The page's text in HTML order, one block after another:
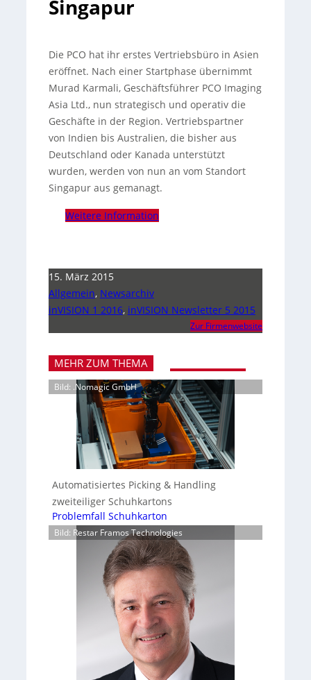
Singapur
Die PCO hat ihr erstes Vertriebsbüro in Asien
eröffnet. Nach einer Startphase übernimmt
Murad Karmali, Geschäftsführer PCO Imaging
Asia Ltd., nun strategisch und operativ die
Geschäfte in der Region. Vertriebspartner
von Indien bis Australien, die bisher aus
Deutschland oder Kanada unterstützt
wurden, werden von nun an vom Standort
Singapur aus gemanagt.
Weitere Information
15. März 2015
Allgemein, Newsarchiv
inVISION 1 2016, inVISION Newsletter 5 2015
Zur Firmenwebsite
MEHR ZUM THEMA
Bild: .Nomagic GmbH
Automatisiertes Picking & Handling
zweiteiliger Schuhkartons
Problemfall Schuhkarton
Bild: Restar Framos Technologies